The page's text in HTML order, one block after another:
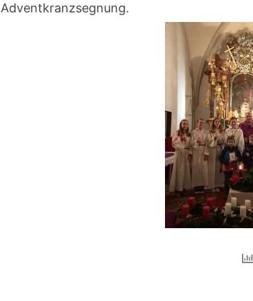
Adventkranzsegnung.